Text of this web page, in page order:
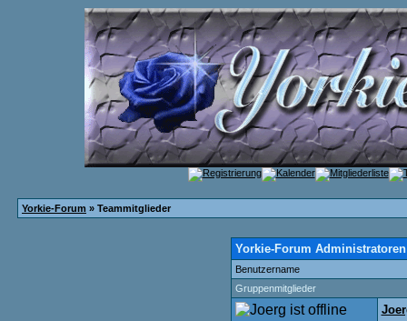
Yorkie-Forum » Teammitglieder
Yorkie-Forum Administratoren
Benutzername
Gruppenmitglieder